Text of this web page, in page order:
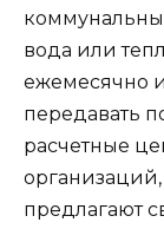
вода или
ежемесячно
передавать
расчетные
предлагают